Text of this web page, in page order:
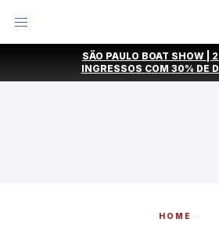
SÃO PAULO BOAT SHOW |
INGRESSOS COM 30% DE
HOME